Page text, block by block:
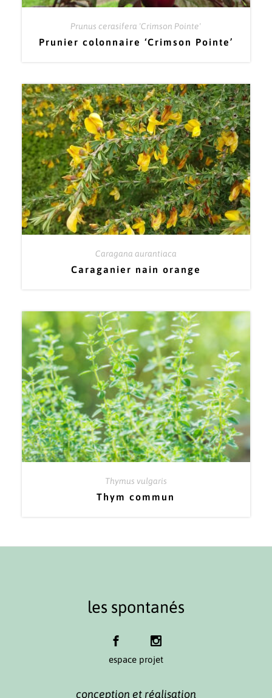
Prunus cerasifera 'Crimson Pointe'
Prunier colonnaire ‘Crimson Pointe’
Caragana aurantiaca
Caraganier nain orange
Thymus vulgaris
Thym commun
les spontanés
espace projet
conception et réalisation